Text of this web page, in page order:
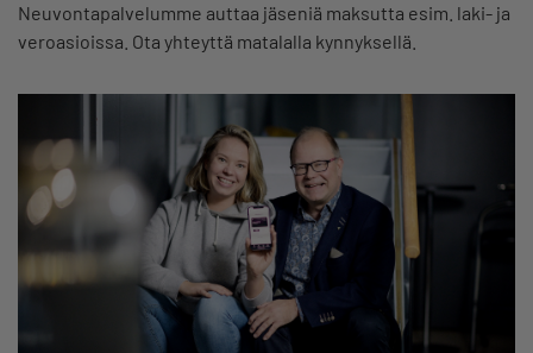
Neuvontapalvelumme auttaa jäseniä maksutta esim. laki- ja
veroasioissa. Ota yhteyttä matalalla kynnyksellä.